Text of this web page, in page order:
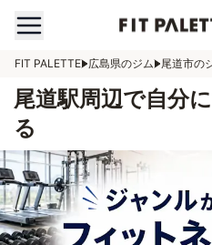
FIT PALETTE 広島県のジム 尾道市の
尾道駅周辺で自分
る